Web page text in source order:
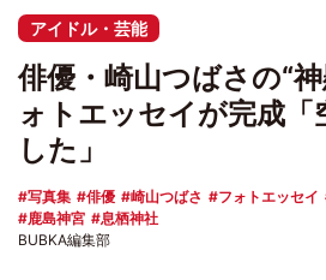
アイドル・芸能
俳優・崎山つばさの“
ォトエッセイが完成「
した」
写真集 俳優 崎山つばさ フォトエッセイ
鹿島神宮
息栖神社
BUBKA編集部